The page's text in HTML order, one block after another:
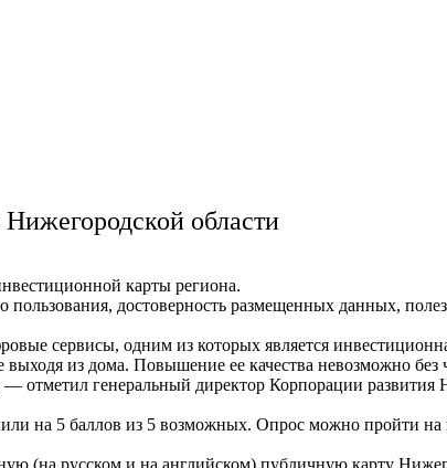
области
карты региона.
достоверность размещенных данных,
сервисы, одним из которых является
из дома. Повышение ее качества невозможно без
отметил генеральный директор Корпорации развития
на 5 баллов из 5 возможных. Опрос можно пройти